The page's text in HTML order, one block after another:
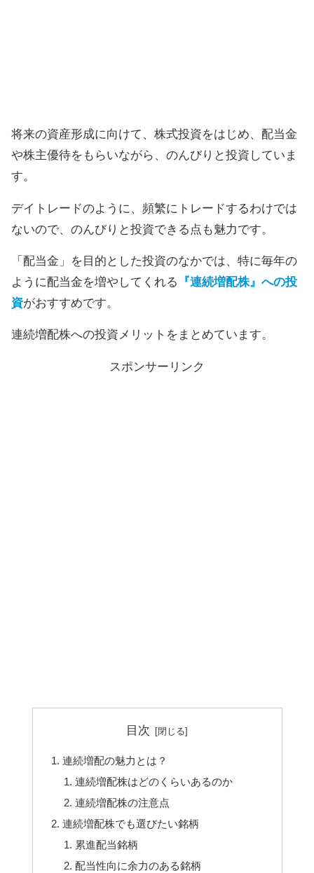
将来の資産形成に向けて、株式投資をはじめ、配当金
や株主優待をもらいながら、のんびりと投資していま
す。
デイトレードのように、頻繁にトレードするわけでは
ないので、のんびりと投資できる点も魅力です。
「配当金」を目的とした投資のなかでは、特に毎年の
ように配当金を増やしてくれる
『連続増配株』への投
資がおすすめです。
連続増配株への投資メリットをまとめています。
スポンサーリンク
目次
連続増配の魅力とは？
連続増配株はどのくらいあるのか
連続増配株の注意点
連続増配株でも選びたい銘柄
累進配当銘柄
配当性向に余力のある銘柄